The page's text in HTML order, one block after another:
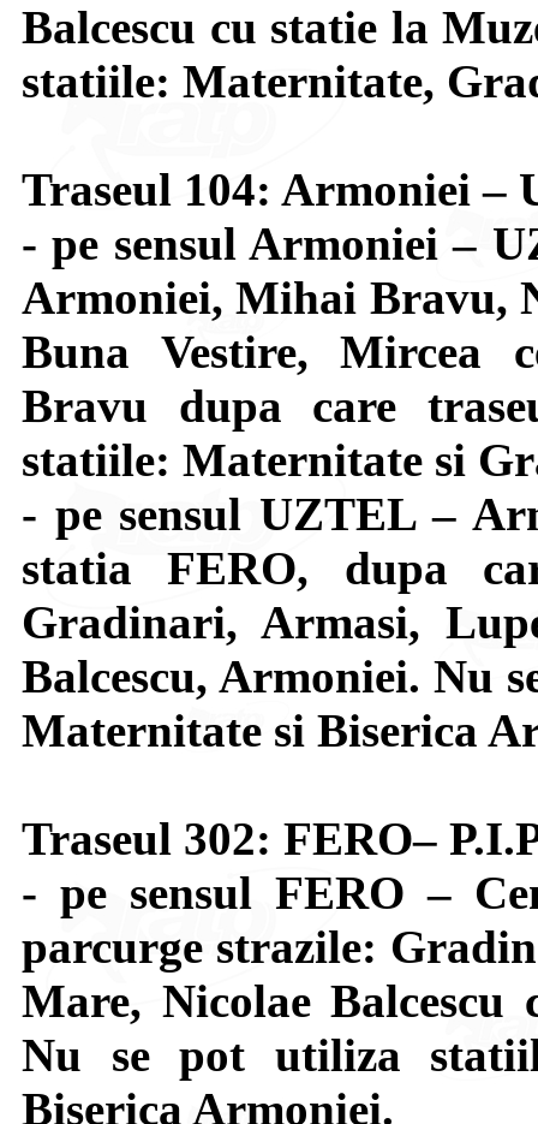
Balcescu cu statie la
statiile: Maternitate,
Traseul 104: Armoniei –
- pe sensul Armoniei –
Armoniei, Mihai Bravu,
Buna Vestire, Mircea
Bravu dupa care
statiile: Maternitate si
- pe sensul UZTEL –
statia FERO, dupa
Gradinari, Armasi,
Balcescu, Armoniei. Nu
Maternitate si Biserica
Traseul 302: FERO–
- pe sensul FERO –
parcurge strazile:
Mare, Nicolae
Nu se pot utiliza
Biserica Armoniei.